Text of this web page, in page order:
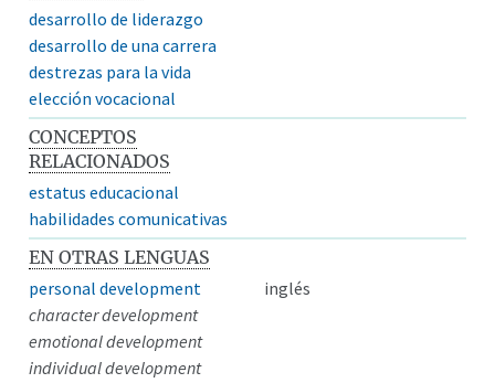
desarrollo de liderazgo
desarrollo de una carrera
destrezas para la vida
elección vocacional
CONCEPTOS
RELACIONADOS
estatus educacional
habilidades comunicativas
EN OTRAS LENGUAS
personal development
inglés
character development
emotional development
individual development